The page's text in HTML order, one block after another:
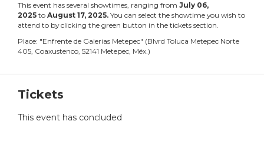
This event has several showtimes, ranging from July 06,
2025 to August 17, 2025. You can select the showtime you wish to
attend to by clicking the green button in the tickets section.
Place: "Enfrente de Galerias Metepec" (Blvrd Toluca Metepec Norte
405, Coaxustenco, 52141 Metepec, Méx.)
Tickets
This event has concluded